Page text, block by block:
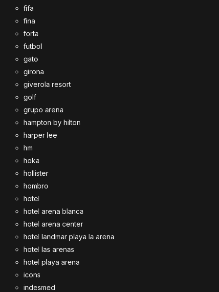
fifa
fina
forta
futbol
gato
girona
giverola resort
golf
grupo arena
hampton by hilton
harper lee
hm
hoka
hollister
hombro
hotel
hotel arena blanca
hotel arena center
hotel landmar playa la arena
hotel las arenas
hotel playa arena
icons
indesmed